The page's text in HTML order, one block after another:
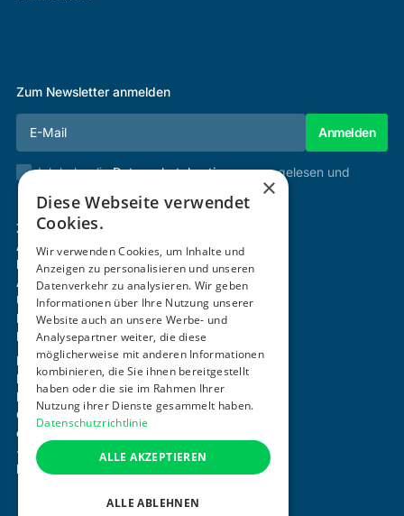
Zum Newsletter anmelden
Ich habe dieDatenschutzbestimmungengelesen und
Zertifizierung & Verifikation
Akademie
Mitgliedschaft
Aktivitäten
Über uns
Login
Kontakt
Impressum
Datenschutz
Barrierefreiheitserklärung
Cookie-Einstellungen anpassen
office@ogni.at
+43 664 15 63 507
Mayerhofgasse 1 / 22, 1040 Wien
×
Diese Webseite verwendet
Cookies.
Wir verwenden Cookies, um Inhalte und
Anzeigen zu personalisieren und unseren
Datenverkehr zu analysieren. Wir geben
Informationen über Ihre Nutzung unserer
Website auch an unsere Werbe- und
Analysepartner weiter, die diese
möglicherweise mit anderen Informationen
kombinieren, die Sie ihnen bereitgestellt
haben oder die sie im Rahmen Ihrer
Nutzung ihrer Dienste gesammelt haben.
Datenschutzrichtlinie
ALLE AKZEPTIEREN
ALLE ABLEHNEN